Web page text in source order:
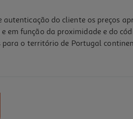
do cliente os preços
em função da proximidade e do
para o território de Portugal